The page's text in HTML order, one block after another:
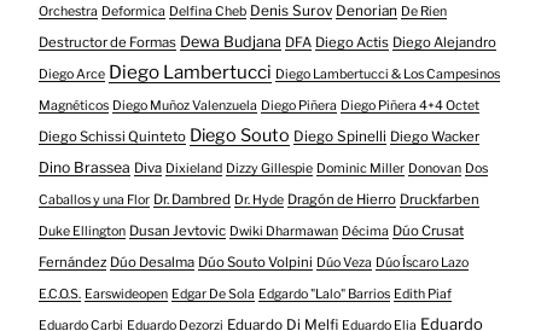
Orchestra Deformica Delfina Cheb Denis Surov Denorian De Rien
Destructor de Formas Dewa Budjana DFA Diego Actis Diego Alejandro
Diego Arce Diego Lambertucci Diego Lambertucci & Los Campesinos
Magnéticos Diego Muñoz Valenzuela Diego Piñera Diego Piñera 4+4 Octet
Diego Schissi Quinteto Diego Souto Diego Spinelli Diego Wacker
Dino Brassea Diva Dixieland Dizzy Gillespie Dominic Miller Donovan Dos
Caballos y una Flor Dr. Dambred Dr. Hyde Dragón de Hierro Druckfarben
Duke Ellington Dusan Jevtovic Dwiki Dharmawan Décima Dúo Crusat
Fernández Dúo Desalma Dúo Souto Volpini Dúo Veza Dúo Íscaro Lazo
E.C.O.S. Earswideopen Edgar De Sola Edgardo "Lalo" Barrios Edith Piaf
Eduardo Carbi Eduardo Dezorzi Eduardo Di Melfi Eduardo Elia Eduardo